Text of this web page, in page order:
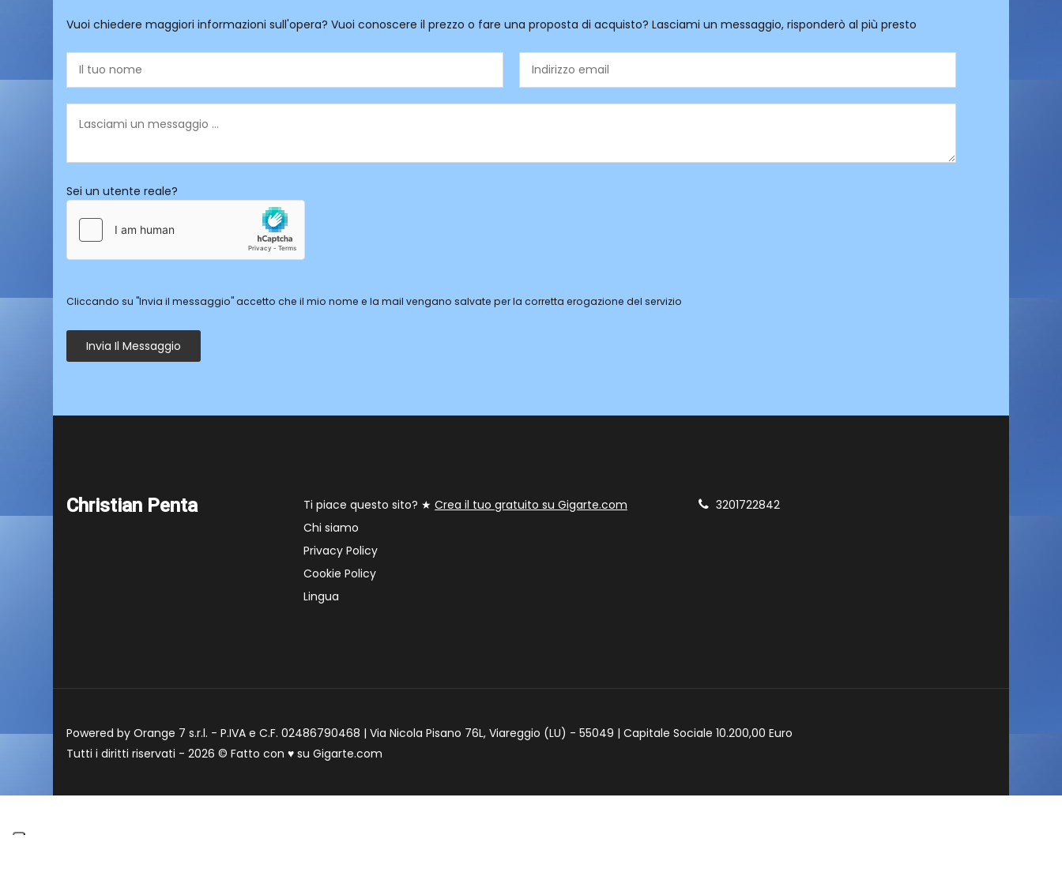
Vuoi chiedere maggiori informazioni sull'opera? Vuoi conoscere il prezzo o fare una proposta di acquisto? Lasciami un messaggio, risponderò al più presto
Sei un utente reale?
Cliccando su "Invia il messaggio" accetto che il mio nome e la mail vengano salvate per la corretta erogazione del servizio
Invia Il Messaggio
Christian Penta Ti piace questo sito? ★ Crea il tuo gratuito su Gigarte.com
Chi siamo
Privacy Policy
Cookie Policy
Lingua
3201722842
Powered by Orange 7 s.r.l. - P.IVA e C.F. 02486790468 | Via Nicola Pisano 76L, Viareggio (LU) - 55049 | Capitale Sociale 10.200,00 Euro
Tutti i diritti riservati - 2026 © Fatto con ♥ su Gigarte.com